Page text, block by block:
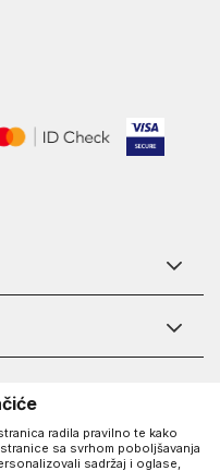
radila pravilno te kako
sa svrhom poboljšavanja
sadržaj i oglase,